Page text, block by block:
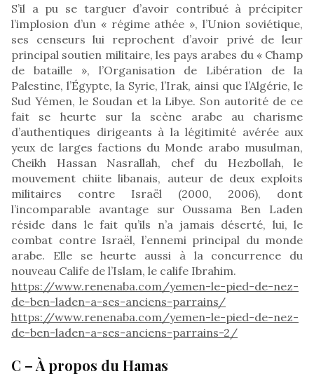
S’il a pu se targuer d’avoir contribué à précipiter
l’implosion d’un « régime athée », l’Union soviétique,
ses censeurs lui reprochent d’avoir privé de leur
principal soutien militaire, les pays arabes du « Champ
de bataille », l’Organisation de Libération de la
Palestine, l’Égypte, la Syrie, l’Irak, ainsi que l’Algérie, le
Sud Yémen, le Soudan et la Libye. Son autorité de ce
fait se heurte sur la scène arabe au charisme
d’authentiques dirigeants à la légitimité avérée aux
yeux de larges factions du Monde arabo musulman,
Cheikh Hassan Nasrallah, chef du Hezbollah, le
mouvement chiite libanais, auteur de deux exploits
militaires contre Israël (2000, 2006), dont
l’incomparable avantage sur Oussama Ben Laden
réside dans le fait qu’ils n’a jamais déserté, lui, le
combat contre Israël, l’ennemi principal du monde
arabe. Elle se heurte aussi à la concurrence du
nouveau Calife de l’Islam, le calife Ibrahim.
https://www.renenaba.com/yemen-le-pied-de-nez-
de-ben-laden-a-ses-anciens-parrains/
https://www.renenaba.com/yemen-le-pied-de-nez-
de-ben-laden-a-ses-anciens-parrains-2/
C – À propos du Hamas